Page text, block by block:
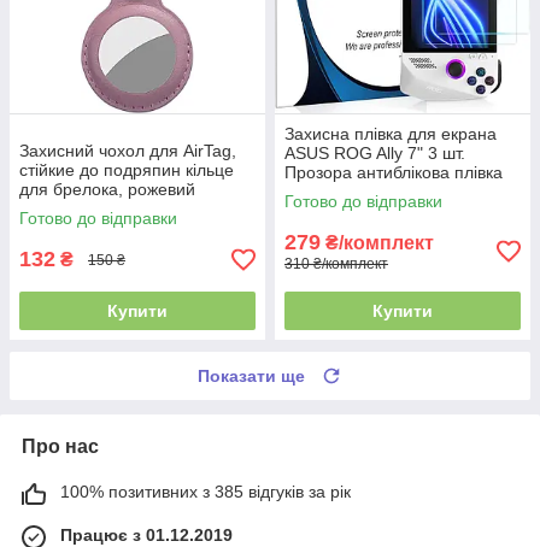
Захисний чохол для AirTag,
стійкие до подряпин кільце
для брелока, рожевий
Готово до відправки
132 ₴ 150 ₴
Купити
Захисна плівка для екрана
ASUS ROG Ally 7" 3 шт.
Прозора антиблікова плівка
від подряпин і відбитків
Готово до відправки
279 ₴/комплект
310 ₴/комплект
Купити
Показати ще
Про нас
100% позитивних з 385 відгуків за рік
Працює з 01.12.2019